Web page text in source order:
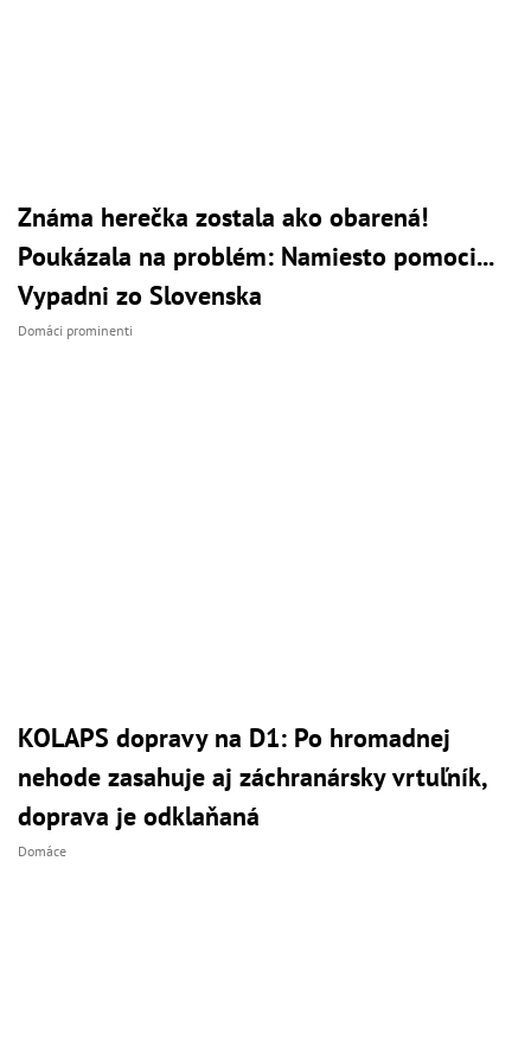
Známa herečka zostala ako obarená!
Poukázala na problém: Namiesto pomoci...
Vypadni zo Slovenska
Domáci prominenti
KOLAPS dopravy na D1: Po hromadnej
nehode zasahuje aj záchranársky vrtuľník,
doprava je odklaňaná
Domáce